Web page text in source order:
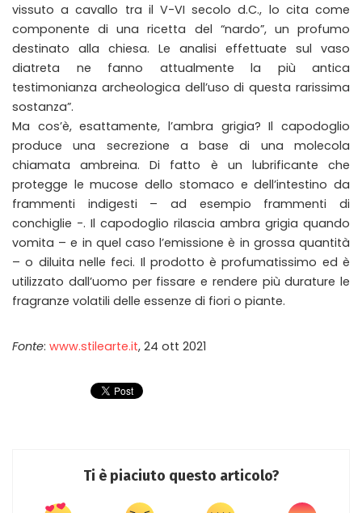
vissuto a cavallo tra il V-VI secolo d.C., lo cita come
componente di una ricetta del “nardo”, un profumo
destinato alla chiesa. Le analisi effettuate sul vaso
diatreta ne fanno attualmente la più antica
testimonianza archeologica dell’uso di questa rarissima
sostanza”.
Ma cos’è, esattamente, l’ambra grigia? Il capodoglio
produce una secrezione a base di una molecola
chiamata ambreina. Di fatto è un lubrificante che
protegge le mucose dello stomaco e dell’intestino da
frammenti indigesti – ad esempio frammenti di
conchiglie -. Il capodoglio rilascia ambra grigia quando
vomita – e in quel caso l’emissione è in grossa quantità
– o diluita nelle feci. Il prodotto è profumatissimo ed è
utilizzato dall’uomo per fissare e rendere più durature le
fragranze volatili delle essenze di fiori o piante.
Fonte: www.stilearte.it, 24 ott 2021
Ti è piaciuto questo articolo?